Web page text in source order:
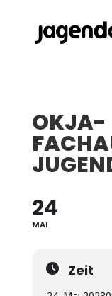
OKJA-
24
MAI
Zeit